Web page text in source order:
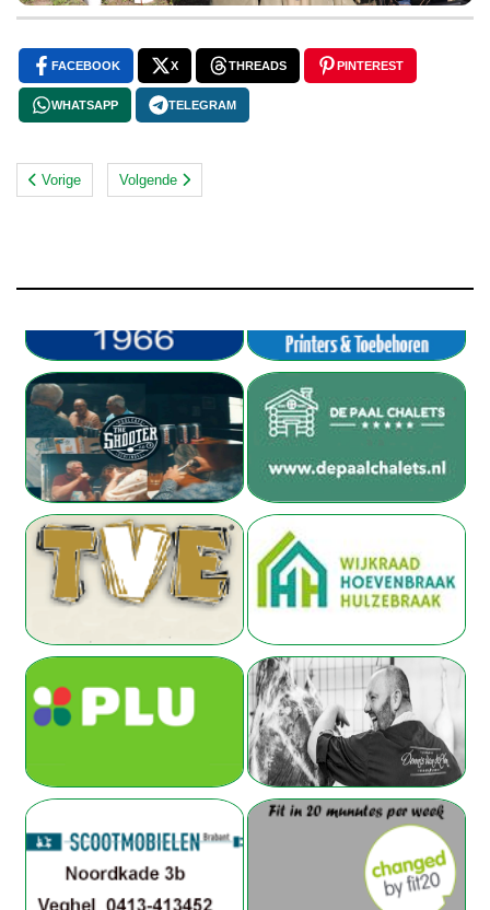
FACEBOOK X THREADS PINTEREST
WHATSAPP TELEGRAM
Vorige Volgende